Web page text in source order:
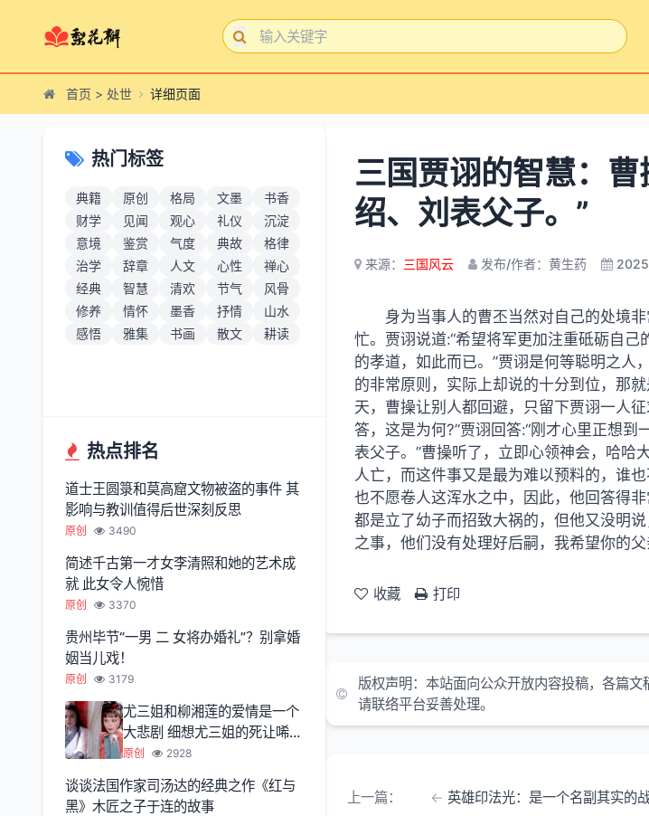
首页 > 处世 详细页面
热门标签
典籍 原创 格局 文墨
书香
财学
见闻 观心 礼仪
沉淀
意境
鉴赏 气度 典故
格律
治学
辞章 人文 心性
禅心
经典
智慧 清欢 节气
风骨
修养
情怀 墨香 抒情
山水
感悟
雅集 书画 散文 耕读
热点排名
道士王圆箓和莫高窟文物被盗的事件 其
影响与教训值得后世深刻反思
原创 3490
简述千古第一才女李清照和她的艺术成
就 此女令人惋惜
原创 3370
贵州毕节“一男 二 女将办婚礼”？别拿婚
姻当儿戏！
原创 3179
尤三姐和柳湘莲的爱情是一个
大悲剧 细想尤三姐的死让唏嘘
不已
原创 2928
谈谈法国作家司汤达的经典之作《红与
黑》木匠之子于连的故事
三国贾诩的智慧：曹
绍、刘表父子。”
来源： 三国风云 发布/作者：黄生药
身为当事人的曹丕当然对自己的处境
忙。贾诩说道:“希望将军更加注重砥砺自
的孝道，如此而已。”贾诩是何等聪明之人
的非常原则，实际上却说的十分到位，那
天，曹操让别人都回避，只留下贾诩一人
答，这是为何?”贾诩回答:“刚才心里正想到
表父子。”曹操听了，立即心领神会，哈哈
人亡，而这件事又是最为难以预料的，谁
也不愿卷人这浑水之中，因此，他回答得
都是立了幼子而招致大祸的，但他又没明
之事，他们没有处理好后嗣，我希望你的父
收藏 打印
版权声明：本站面向公众开放内容投稿，各篇
请联络平台妥善处理。
上一篇：
英雄印法光：是一个名副其实的